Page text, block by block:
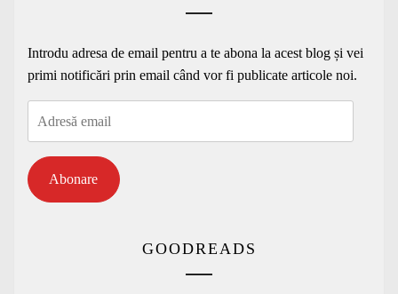
Introdu adresa de email pentru a te abona la acest blog și vei
primi notificări prin email când vor fi publicate articole noi.
Abonare
GOODREADS